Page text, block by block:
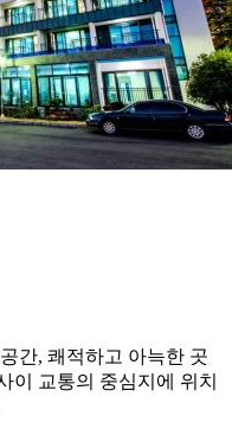
간, 쾌적하고 아늑한 곳
이 교통의 중심지에 위치